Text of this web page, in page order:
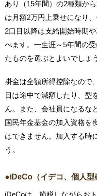
あり（15年間）の2種類か
は月額2万円上乗せになり、
2口目以降は支給開始時期
べます。一生涯～5年間の
たものを選ぶとよいでしょう
掛金は全額所得控除なので
目は途中で減額したり、型
ん。また、会社員になるな
国民年金基金の加入資格を
はできません。加入する時
う。
●iDeCo（イデコ、個人型
iDeCoは、節税しながらお